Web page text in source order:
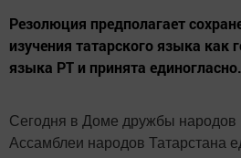
Резолюция предполагает
изучения татарского языка как
языка РТ и принята единогласно.
Сегодня в Доме дружбы народов
Ассамблеи народов Татарстана